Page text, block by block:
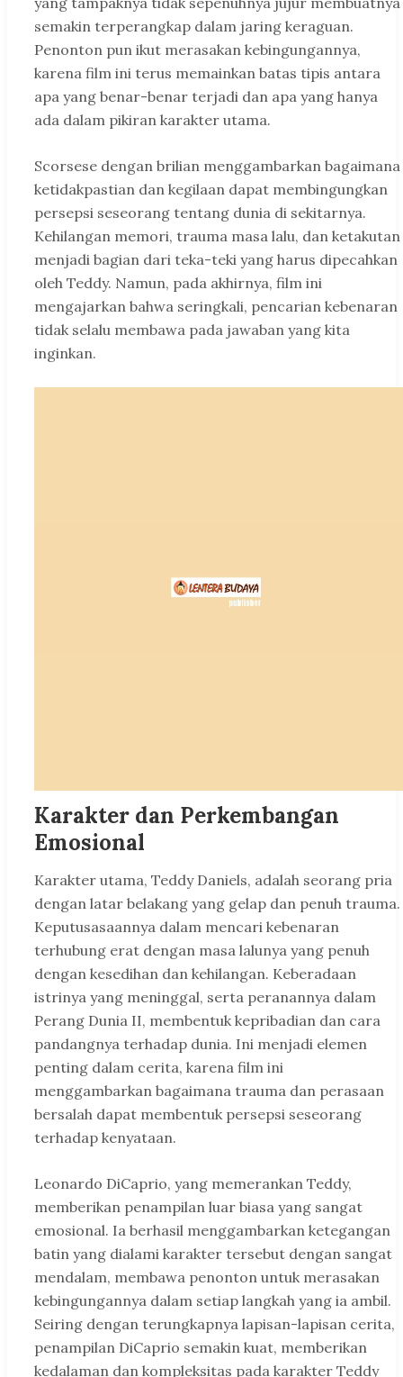
semakin terperangkap dalam jaring keraguan.
Penonton pun ikut merasakan kebingungannya,
karena film ini terus memainkan batas tipis antara
apa yang benar-benar terjadi dan apa yang hanya
ada dalam pikiran karakter utama.
Scorsese dengan brilian menggambarkan bagaimana
ketidakpastian dan kegilaan dapat membingungkan
persepsi seseorang tentang dunia di sekitarnya.
Kehilangan memori, trauma masa lalu, dan ketakutan
menjadi bagian dari teka-teki yang harus dipecahkan
oleh Teddy. Namun, pada akhirnya, film ini
mengajarkan bahwa seringkali, pencarian kebenaran
tidak selalu membawa pada jawaban yang kita
inginkan.
Karakter dan Perkembangan
Emosional
Karakter utama, Teddy Daniels, adalah seorang pria
dengan latar belakang yang gelap dan penuh trauma.
Keputusasaannya dalam mencari kebenaran
terhubung erat dengan masa lalunya yang penuh
dengan kesedihan dan kehilangan. Keberadaan
istrinya yang meninggal, serta peranannya dalam
Perang Dunia II, membentuk kepribadian dan cara
pandangnya terhadap dunia. Ini menjadi elemen
penting dalam cerita, karena film ini
menggambarkan bagaimana trauma dan perasaan
bersalah dapat membentuk persepsi seseorang
terhadap kenyataan.
Leonardo DiCaprio, yang memerankan Teddy,
memberikan penampilan luar biasa yang sangat
emosional. Ia berhasil menggambarkan ketegangan
batin yang dialami karakter tersebut dengan sangat
mendalam, membawa penonton untuk merasakan
kebingungannya dalam setiap langkah yang ia ambil.
Seiring dengan terungkapnya lapisan-lapisan cerita,
penampilan DiCaprio semakin kuat, memberikan
kedalaman dan kompleksitas pada karakter Teddy